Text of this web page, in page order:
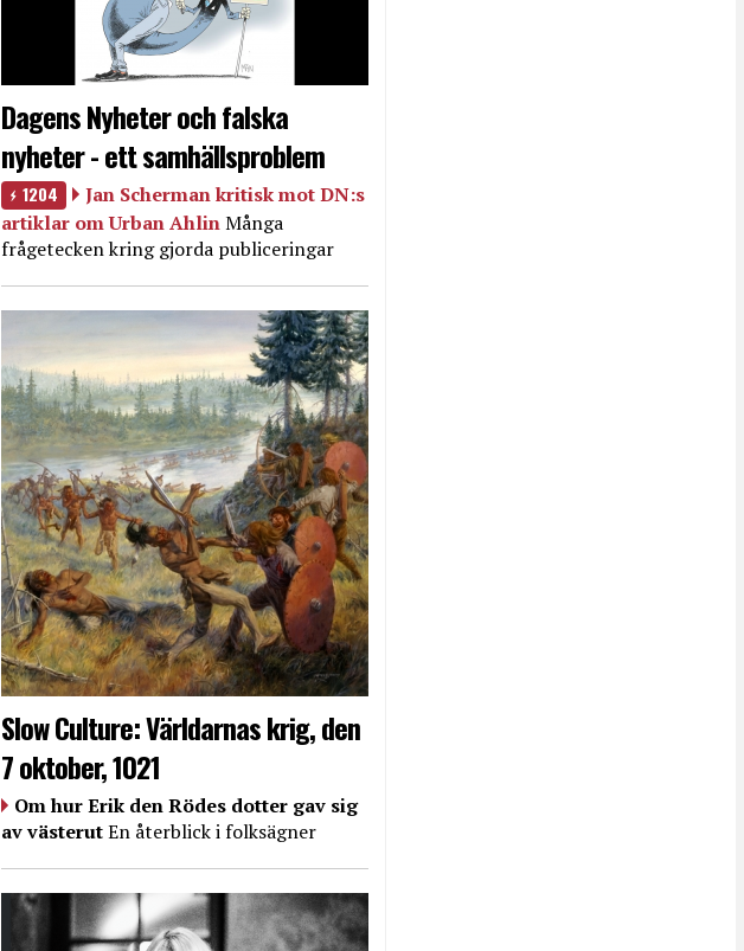
Dagens Nyheter och falska
nyheter - ett samhällsproblem
1204
Jan Scherman kritisk mot DN:s
artiklar om Urban AhlinMånga
frågetecken kring gjorda publiceringar
Slow Culture: Världarnas krig, den
7 oktober, 1021
Om hur Erik den Rödes dotter gav sig
av västerutEn återblick i folksägner